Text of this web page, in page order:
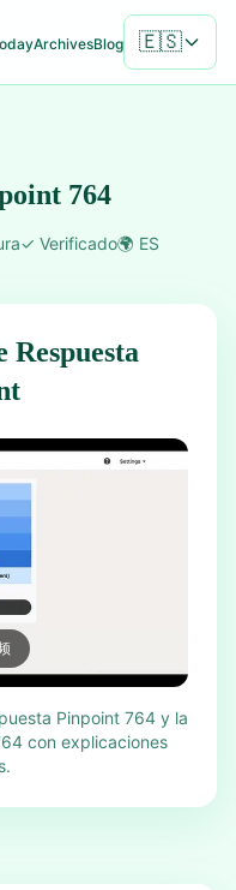
ArchivesBlog 🇪🇸
764
✓ Verificado🌍 ES
Respuesta
Pinpoint 764 y la
con explicaciones